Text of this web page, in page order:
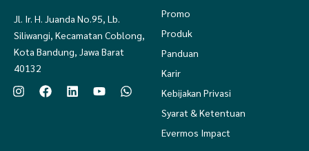
Jl. Ir. H. Juanda No.95, Lb.
Siliwangi, Kecamatan Coblong,
Kota Bandung, Jawa Barat
40132
Promo
Produk
Panduan
Karir
Kebijakan Privasi
Syarat & Ketentuan
Evermos Impact